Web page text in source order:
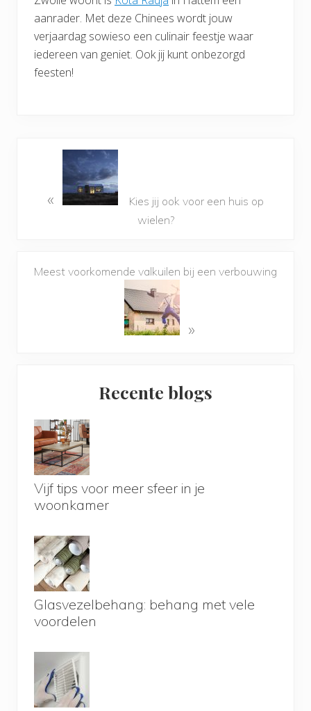
aanrader. Met deze Chinees wordt jouw
verjaardag sowieso een culinair feestje waar
iedereen van geniet. Ook jij kunt onbezorgd
feesten!
«
Kies jij ook voor een huis op
wielen?
Meest voorkomende valkuilen bij een verbouwing
»
Recente blogs
Vijf tips voor meer sfeer in je
woonkamer
Glasvezelbehang: behang met vele
voordelen